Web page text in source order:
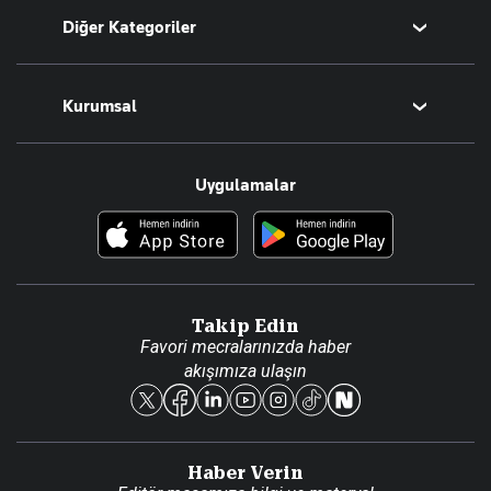
Tüm Yazarlar
Diğer Kategoriler
Magazin
Teknoloji
Resmî Ilanlar
Foto Haber
Kurumsal
Hakkımızda
Künye
Reklam Ver
Uygulamalar
Takip Edin
Favori mecralarınızda haber
akışımıza ulaşın
Haber Verin